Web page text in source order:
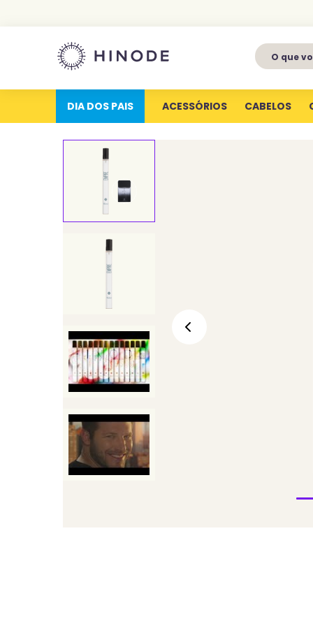
O que
DIA DOS PAIS ACESSÓRIOS CABELOS
1º
perfumes
3º
6º
7º